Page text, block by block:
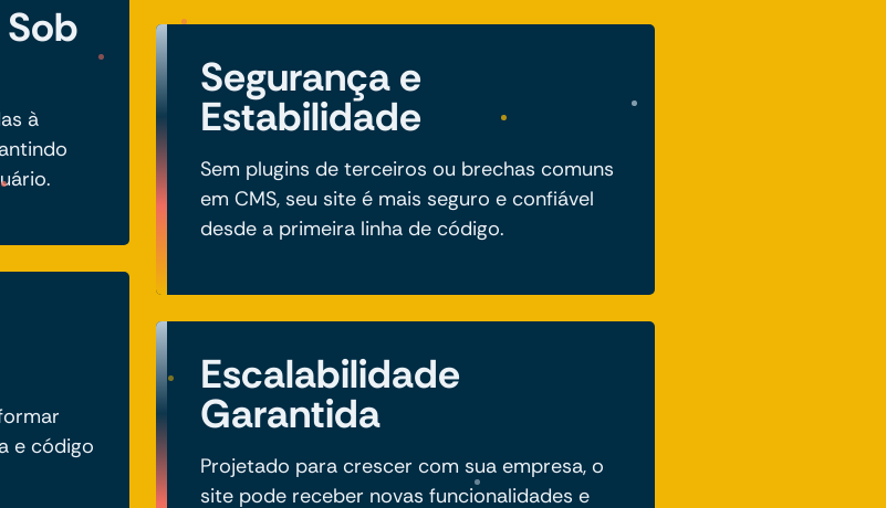
à
e código
Segurança e
Estabilidade
Sem plugins de terceiros ou brechas comuns
em CMS, seu site é mais seguro e confiável
desde a primeira linha de código.
Escalabilidade
Garantida
Projetado para crescer com sua empresa, o
site pode receber novas funcionalidades e